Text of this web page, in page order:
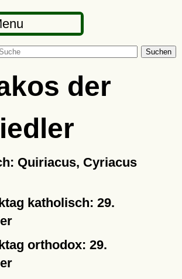
Suchen
der
Quiriacus, Cyriacus
katholisch: 29.
orthodox: 29.